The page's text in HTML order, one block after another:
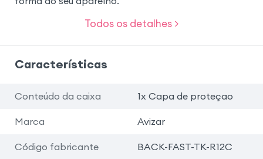
Todos os detalhes >
Características
Conteúdo da caixa 1x Capa de proteçao
Marca Avizar
Código fabricante BACK-FAST-TK-R12C